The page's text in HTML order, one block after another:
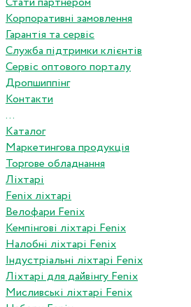
Корпоративні замовлення
Гарантія та сервіс
Служба підтримки клієнтів
Сервіс оптового порталу
Дропшиппінг
Контакти
...
Каталог
Маркетингова продукція
Торгове обладнання
Ліхтарі
Fenix ліхтарі
Велофари Fenix
Кемпінгові ліхтарі Fenix
Налобні ліхтарі Fenix
Індустріальні ліхтарі Fenix
Ліхтарі для дайвінгу Fenix
Мисливські ліхтарі Fenix